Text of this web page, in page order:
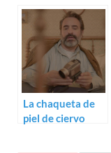
Quentin Dupieux
La chaqueta de
piel de ciervo